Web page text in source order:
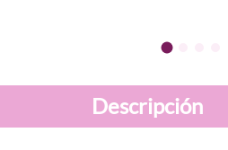
Descripción